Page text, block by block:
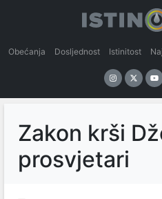
Obećanja Dosljednost Istinitost
Zakon krši
prosvjetari